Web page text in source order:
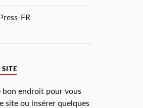
FR
SITE
bon endroit pour vous
site ou insérer quelques